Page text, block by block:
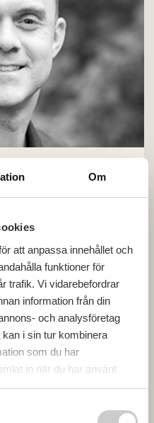
Om
att anpassa innehållet och
funktioner för
trafik. Vi vidarebefordrar
information från din
och analysföretag
i sin tur kombinera
som du har
in när du har använt